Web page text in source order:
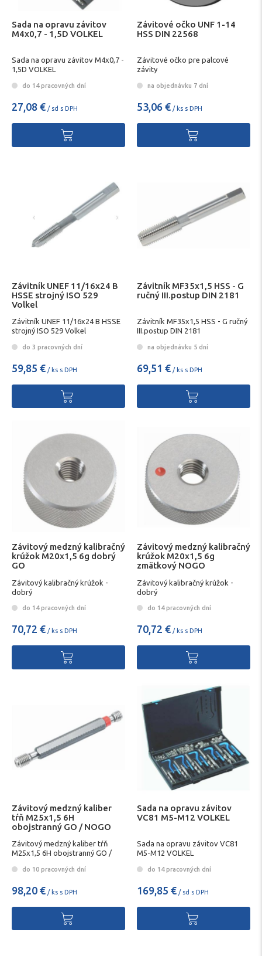
Sada na opravu závitov
M4x0,7 - 1,5D VOLKEL
Sada na opravu závitov M4x0,7 -
1,5D VOLKEL
do 14 pracovných dní
27,08 € / sd s DPH
Závitové očko UNF 1-14
HSS DIN 22568
Závitové očko pre palcové
závity
na objednávku 7 dní
53,06 € / ks s DPH
Závitník UNEF 11/16x24 B
HSSE strojný ISO 529
Volkel
Závitník UNEF 11/16x24 B HSSE
strojný ISO 529 Volkel
do 3 pracovných dní
59,85 € / ks s DPH
Závitník MF35x1,5 HSS - G
ručný III.postup DIN 2181
Závitník MF35x1,5 HSS - G ručný
III.postup DIN 2181
na objednávku 5 dní
69,51 € / ks s DPH
Závitový medzný kalibračný
krúžok M20x1,5 6g dobrý
GO
Závitový kalibračný krúžok -
dobrý
do 14 pracovných dní
70,72 € / ks s DPH
Závitový medzný kalibračný
krúžok M20x1,5 6g
zmätkový NOGO
Závitový kalibračný krúžok -
dobrý
do 14 pracovných dní
70,72 € / ks s DPH
Závitový medzný kaliber
tŕň M25x1,5 6H
obojstranný GO / NOGO
Závitový medzný kaliber tŕň
M25x1,5 6H obojstranný GO /
do 10 pracovných dní
98,20 € / ks s DPH
Sada na opravu závitov
VC81 M5-M12 VOLKEL
Sada na opravu závitov VC81
M5-M12 VOLKEL
do 14 pracovných dní
169,85 € / sd s DPH